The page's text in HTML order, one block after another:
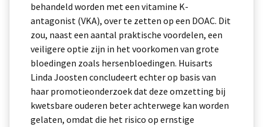
behandeld worden met een vitamine K-
antagonist (VKA), over te zetten op een DOAC. Dit
zou, naast een aantal praktische voordelen, een
veiligere optie zijn in het voorkomen van grote
bloedingen zoals hersenbloedingen. Huisarts
Linda Joosten concludeert echter op basis van
haar promotieonderzoek dat deze omzetting bij
kwetsbare ouderen beter achterwege kan worden
gelaten, omdat die het risico op ernstige